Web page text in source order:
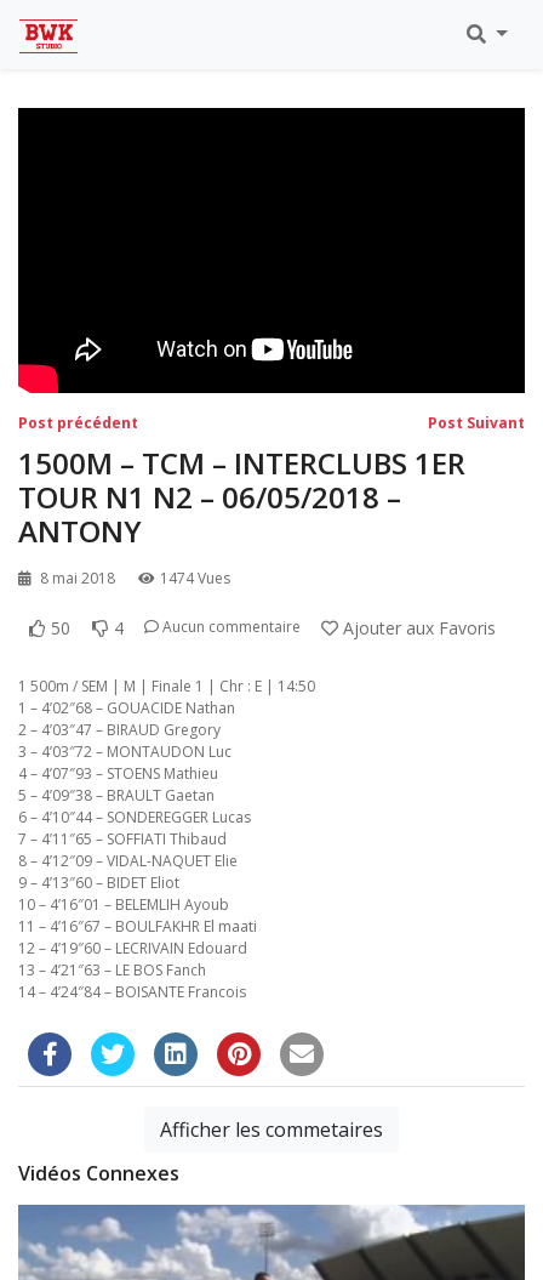
Eaubonne 2019
Navigation
de
l’article
Post précédent Post Suivant
1500M – TCM – INTERCLUBS 1ER
TOUR N1 N2 – 06/05/2018 –
ANTONY
8 mai 2018 1474 Vues
50 4 Aucun commentaire Ajouter aux Favoris
1 500m / SEM | M | Finale 1 | Chr : E | 14:50
1 – 4’02″68 – GOUACIDE Nathan
2 – 4’03″47 – BIRAUD Gregory
3 – 4’03″72 – MONTAUDON Luc
4 – 4’07″93 – STOENS Mathieu
5 – 4’09″38 – BRAULT Gaetan
6 – 4’10″44 – SONDEREGGER Lucas
7 – 4’11″65 – SOFFIATI Thibaud
8 – 4’12″09 – VIDAL-NAQUET Elie
9 – 4’13″60 – BIDET Eliot
10 – 4’16″01 – BELEMLIH Ayoub
11 – 4’16″67 – BOULFAKHR El maati
12 – 4’19″60 – LECRIVAIN Edouard
13 – 4’21″63 – LE BOS Fanch
14 – 4’24″84 – BOISANTE Francois
Afficher les commetaires
Vidéos Connexes